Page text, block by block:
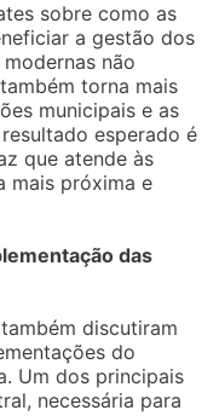
sobre como as
a gestão dos
não
torna mais
municipais e as
esperado é
que atende às
mais próxima e
das
discutiram
do
Um dos principais
necessária para